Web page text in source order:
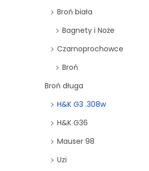
Broń biała
Bagnety i Noże
Czarnoprochowce
Broń
Broń długa
H&K G3 .308w
H&K G36
Mauser 98
Uzi